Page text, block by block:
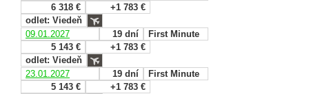
6 318 €
+1 783 €
odlet: Viedeň
09.01.2027
19 dní
First Minute
5 143 €
+1 783 €
odlet: Viedeň
23.01.2027
19 dní
First Minute
5 143 €
+1 783 €